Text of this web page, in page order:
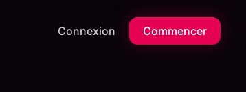
Connexion Commencer